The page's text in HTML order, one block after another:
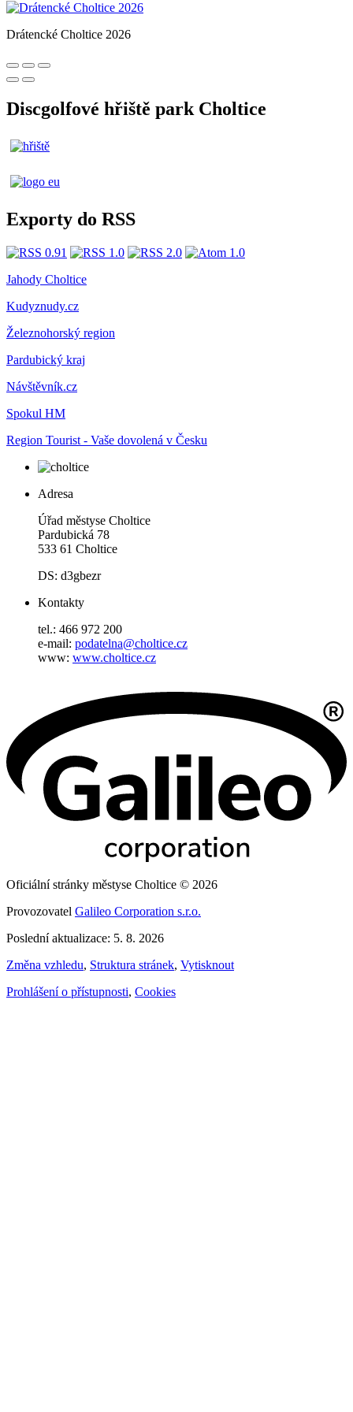
Drátencké Choltice 2026
Discgolfové hřiště park Choltice
Exporty do RSS
Jahody Choltice
Kudyznudy.cz
Železnohorský region
Pardubický kraj
Návštěvník.cz
Spokul HM
Region Tourist - Vaše dovolená v Česku
Adresa
Úřad městyse Choltice
Pardubická 78
533 61 Choltice
DS: d3gbezr
Kontakty
tel.: 466 972 200
e-mail: podatelna@choltice.cz
www: www.choltice.cz
Oficiální stránky městyse Choltice © 2026
Provozovatel Galileo Corporation s.r.o.
Poslední aktualizace: 5. 8. 2026
Změna vzhledu, Struktura stránek, Vytisknout
Prohlášení o přístupnosti, Cookies